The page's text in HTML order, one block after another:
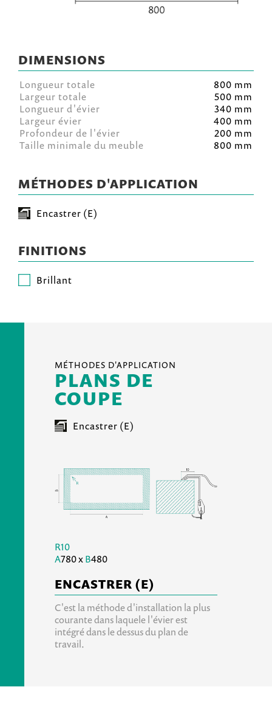
DIMENSIONS
Longueur totale
800 mm
Largeur totale
500 mm
Longueur d'évier
340 mm
Largeur évier
400 mm
Profondeur de l'évier
200 mm
Taille minimale du meuble
800 mm
MÉTHODES D'APPLICATION
Encastrer (E)
FINITIONS
Brillant
MÉTHODES D'APPLICATION
PLANS DE
COUPE
Encastrer (E)
R10
A780 xB480
ENCASTRER (E)
C'est la méthode d'installation la plus
courante dans laquele l'évier est
intégré dans le dessus du plan de
travail.